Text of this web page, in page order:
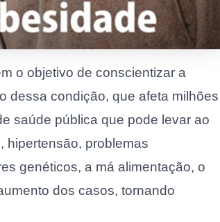
o objetivo de conscientizar a
dessa condição, que afeta milhões
saúde pública que pode levar ao
hipertensão, problemas
genéticos, a má alimentação, o
dos casos, tornando